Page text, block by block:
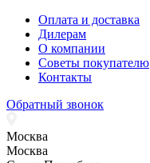
Оплата и доставка
Дилерам
О компании
Советы покупателю
Контакты
Обратный звонок
Москва
Москва